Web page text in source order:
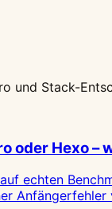
und Stack-
oder Hexo –
echten
Anfängerfehler